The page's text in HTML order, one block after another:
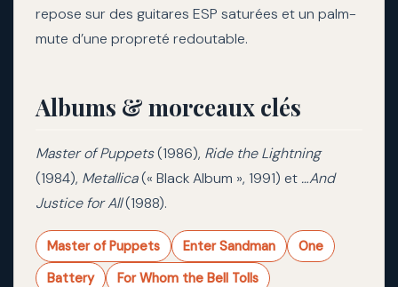
repose sur des guitares ESP saturées et un palm-
mute d’une propreté redoutable.
Albums & morceaux clés
Master of Puppets(1986), Ride the Lightning
(1984), Metallica(« Black Album », 1991) et …And
Justice for All(1988).
Master of Puppets Enter Sandman
One
Battery
For Whom the Bell Tolls